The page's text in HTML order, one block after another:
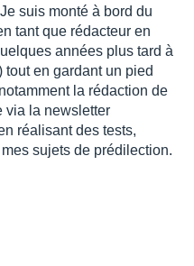
suis monté à bord du
tant que rédacteur en
années plus tard à
en gardant un pied
la rédaction de
via la newsletter
réalisant des tests,
sujets de prédilection.